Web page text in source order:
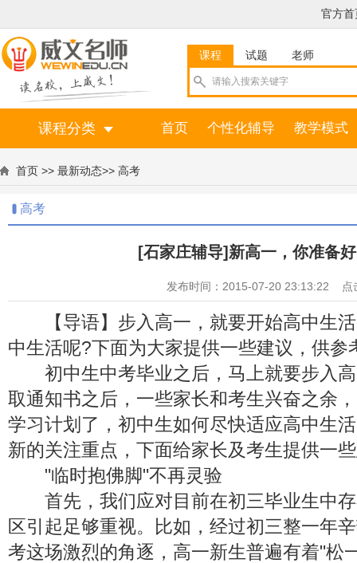
官方首
课程 试题 老师
课程分类 首页 个性化辅导 教学模式
首页 >> 最新动态>> 高考
高考
[石家庄辅导]新高一，你准备
发布时间：2015-07-20 23:13:22 点
【导语】步入高一，就要开始高中生活
中生活呢?下面为大家提供一些建议，供
初中生中考毕业之后，马上就要步入高
取通知书之后，一些家长和考生兴奋之余
学习计划了，初中生如何尽快适应高中生
新的关注重点，下面给家长及考生提供一
"临时抱佛脚"不再灵验
首先，我们应对目前在初三毕业生中存
区引起足够重视。比如，经过初三整一年
考这场激烈的角逐，高一新生普遍有着"松